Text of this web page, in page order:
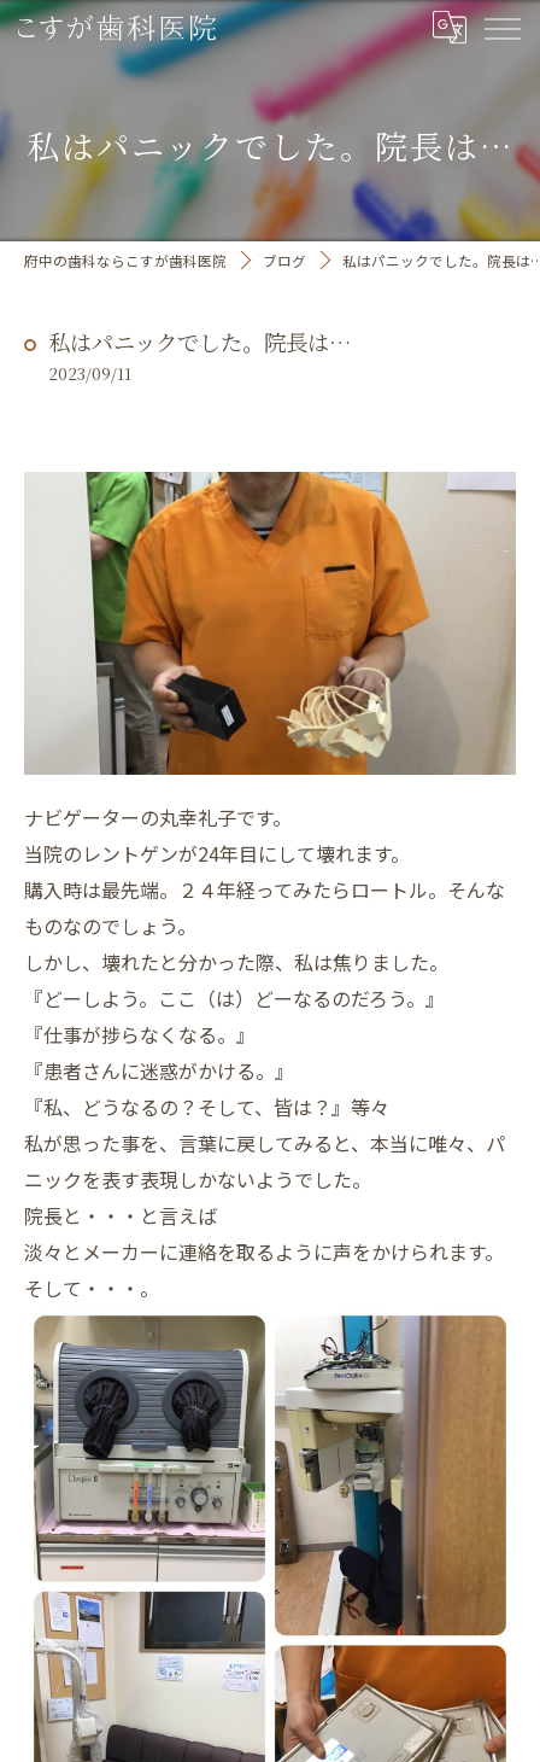
私はパニックでした。院長は…
府中の歯科ならこすが歯科医院 ブログ 私はパニックでした。院長は
私はパニックでした。院長は…
2023/09/11
ナビゲーターの丸幸礼子です。
当院のレントゲンが24年目にして壊れます。
購入時は最先端。２４年経ってみたらロートル。そんな
ものなのでしょう。
しかし、壊れたと分かった際、私は焦りました。
『どーしよう。ここ（は）どーなるのだろう。』
『仕事が捗らなくなる。』
『患者さんに迷惑がかける。』
『私、どうなるの？そして、皆は？』等々
私が思った事を、言葉に戻してみると、本当に唯々、パ
ニックを表す表現しかないようでした。
院長と・・・と言えば
淡々とメーカーに連絡を取るように声をかけられます。
そして・・・。